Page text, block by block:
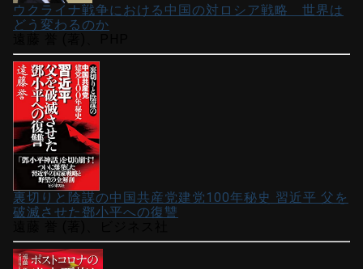
ウクライナ戦争における中国の対ロシア戦略 世界は
どう変わるのか
裏切りと陰謀の中国共産党建党100年秘史 習近平 父を
破滅させた鄧小平への復讐